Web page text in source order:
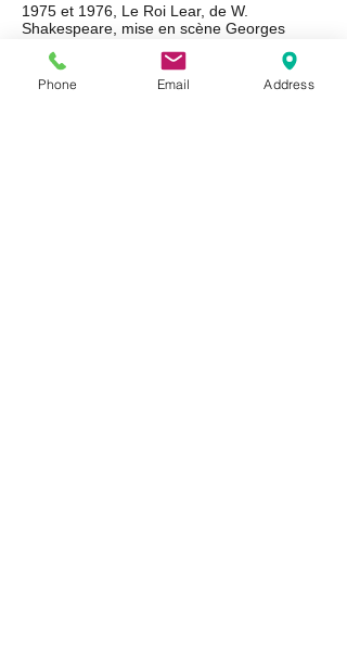
1975 et 1976, Le Roi Lear, de W.
Shakespeare, mise en scène Georges
1974, La Mémoire de l'iceberg, mise en
Phone Email Address